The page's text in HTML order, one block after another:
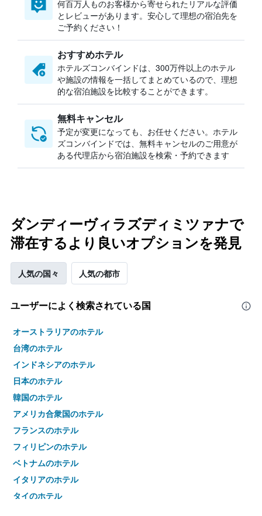
何百万人ものお客様から寄せられたリアルな評価
とレビューがあります。安心して理想の宿泊先を
ご予約ください！
おすすめホテル
ホテルズコンバインドは、300万件以上のホテル
や施設の情報を一括してまとめているので、理想
的な宿泊施設を比較することができます。
無料キャンセル
予定が変更になっても、お任せください。ホテル
ズコンバインドでは、無料キャンセルのご用意が
ある代理店から宿泊施設を検索・予約できます
ダンディーヴィラズディミツァナで
滞在するより良いオプションを発見
人気の国々 人気の都市
ユーザーによく検索されている国
オーストラリアのホテル
台湾のホテル
インドネシアのホテル
日本のホテル
韓国のホテル
アメリカ合衆国のホテル
フランスのホテル
フィリピンのホテル
ベトナムのホテル
イタリアのホテル
タイのホテル